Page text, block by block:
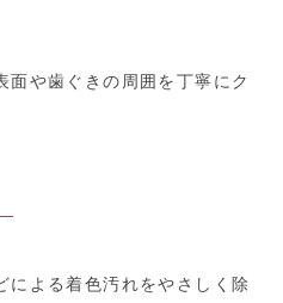
面や歯ぐきの周囲を丁寧にク
による着色汚れをやさしく除